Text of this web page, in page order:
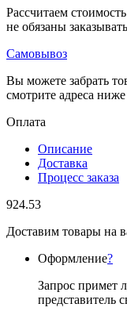
Рассчитаем
не обязаны
Самовывоз
Вы можете забрать
смотрите адреса
Оплата
Описание
Доставка
Процесс заказа
924.53
Доставим товары на
Оформление?
Запрос примет
представитель